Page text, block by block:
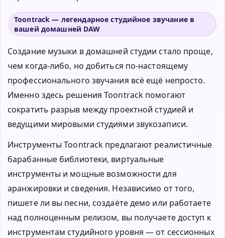
Toontrack — легендарное студийное звучание в
вашей домашней DAW
Создание музыки в домашней студии стало проще,
чем когда-либо, но добиться по-настоящему
профессионального звучания всё ещё непросто.
Именно здесь решения Toontrack помогают
сократить разрыв между проектной студией и
ведущими мировыми студиями звукозаписи.
Инструменты Toontrack предлагают реалистичные
барабанные библиотеки, виртуальные
инструменты и мощные возможности для
аранжировки и сведения. Независимо от того,
пишете ли вы песни, создаёте демо или работаете
над полноценным релизом, вы получаете доступ к
инструментам студийного уровня — от сессионных